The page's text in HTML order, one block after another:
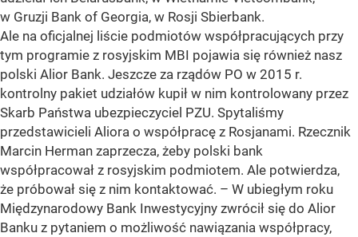
w Gruzji Bank of Georgia, w Rosji Sbierbank.
Ale na oficjalnej liście podmiotów współpracujących przy
tym programie z rosyjskim MBI pojawia się również nasz
polski Alior Bank. Jeszcze za rządów PO w 2015 r.
kontrolny pakiet udziałów kupił w nim kontrolowany przez
Skarb Państwa ubezpieczyciel PZU. Spytaliśmy
przedstawicieli Aliora o współpracę z Rosjanami. Rzecznik
Marcin Herman zaprzecza, żeby polski bank
współpracował z rosyjskim podmiotem. Ale potwierdza,
że próbował się z nim kontaktować. – W ubiegłym roku
Międzynarodowy Bank Inwestycyjny zwrócił się do Alior
Banku z pytaniem o możliwość nawiązania współpracy,